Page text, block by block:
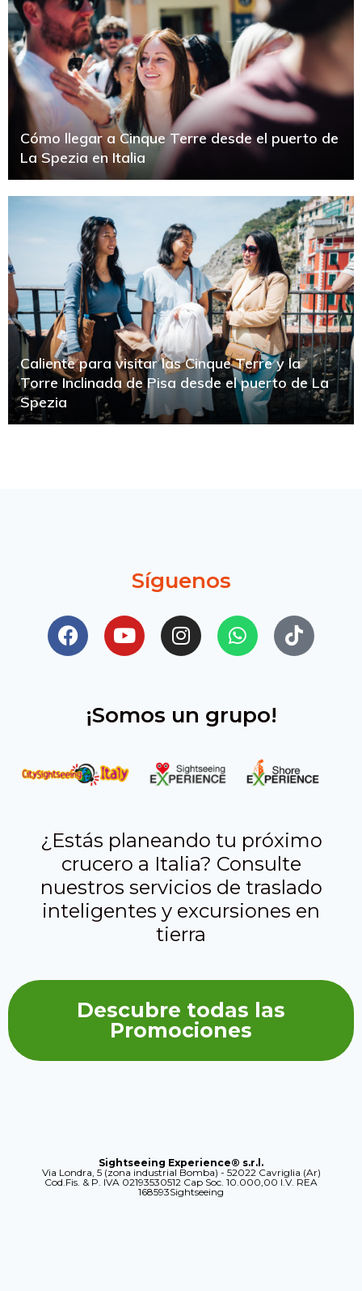
Cómo llegar a Cinque Terre desde el puerto de
La Spezia en Italia
Caliente para visitar las Cinque Terre y la
Torre Inclinada de Pisa desde el puerto de La
Spezia
Síguenos
¡Somos un grupo!
¿Estás planeando tu próximo
crucero a Italia? Consulte
nuestros servicios de traslado
inteligentes y excursiones en
tierra
Descubre todas las
Promociones
Sightseeing Experience® s.r.l.
Via Londra, 5 (zona industrial Bomba) - 52022 Cavriglia (Ar)
Cod.Fis. & P. IVA 02193530512 Cap Soc. 10.000,00 I.V. REA
168593Sightseeing